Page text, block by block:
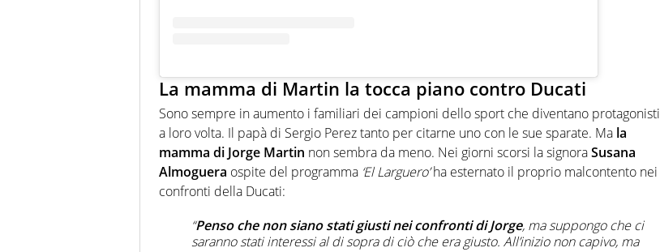
La mamma di Martin la tocca piano contro Ducati
Sono sempre in aumento i familiari dei campioni dello sport che diventano protagonisti
a loro volta. Il papà di Sergio Perez tanto per citarne uno con le sue sparate. Ma la
mamma di Jorge Martin non sembra da meno. Nei giorni scorsi la signoraSusana
Almoguera ospite del programma ‘El Larguero’ha esternato il proprio malcontento nei
confronti della Ducati:
“Penso che non siano stati giusti nei confronti di Jorge, ma suppongo che ci
saranno stati interessi al di sopra di ciò che era giusto. All’inizio non capivo, ma